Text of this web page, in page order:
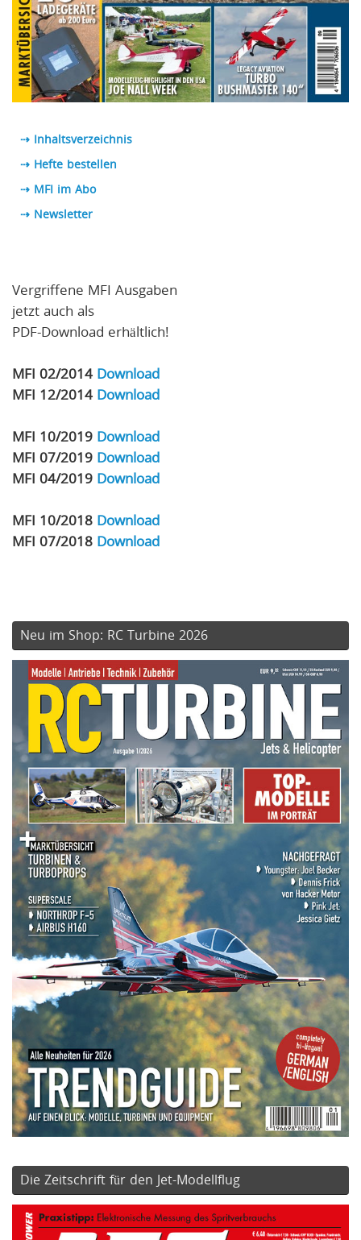
⇢ Inhaltsverzeichnis
⇢ Hefte bestellen
⇢ MFI im Abo
⇢ Newsletter
Vergriffene MFI Ausgaben
jetzt auch als
PDF-Download erhältlich!
MFI 02/2014 Download
MFI 12/2014 Download
MFI 10/2019 Download
MFI 07/2019 Download
MFI 04/2019 Download
MFI 10/2018 Download
MFI 07/2018 Download
Neu im Shop: RC Turbine 2026
Die Zeitschrift für den Jet-Modellflug